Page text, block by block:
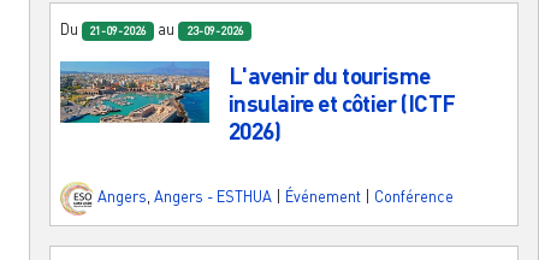
Du 21-09-2026 au 23-09-2026
L'avenir du tourisme
insulaire et côtier (ICTF
2026)
Angers Angers - ESTHUA Événement Conférence